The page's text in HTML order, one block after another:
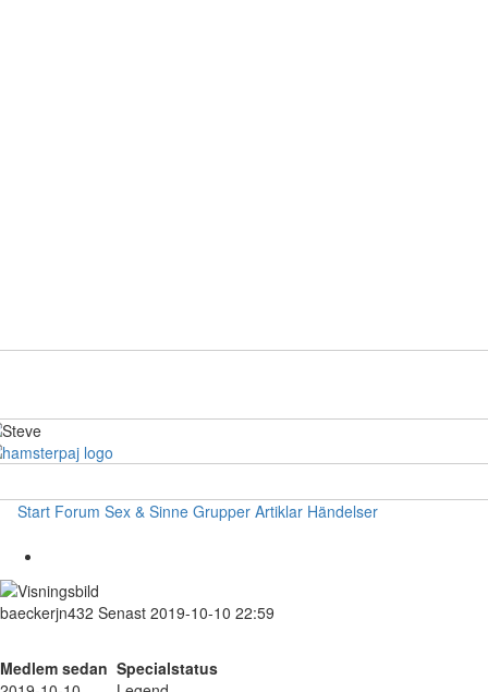
Start Forum Sex & Sinne Grupper Artiklar Händelser
baeckerjn432 Senast 2019-10-10 22:59
Medlem sedan Specialstatus